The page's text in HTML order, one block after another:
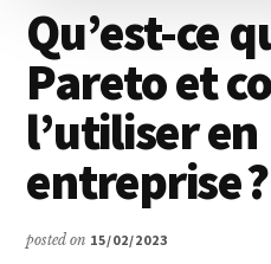
de
main
Qu’est-ce
Pareto et
l’utiliser en
entreprise ?
posted on 15/02/2023